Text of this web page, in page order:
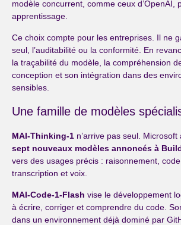
modèle concurrent, comme ceux d’OpenAI,
apprentissage.
Ce choix compte pour les entreprises. Il ne
seul, l’auditabilité ou la conformité. En
la traçabilité du modèle, la compréhension
conception et son intégration dans des
sensibles.
Une famille de modèles
MAI-Thinking-1 n’arrive pas seul.
sept nouveaux modèles annoncés à
vers des usages précis : raisonnement,
transcription et voix.
MAI-Code-1-Flash vise le développement
à écrire, corriger et comprendre du code.
dans un environnement déjà dominé par